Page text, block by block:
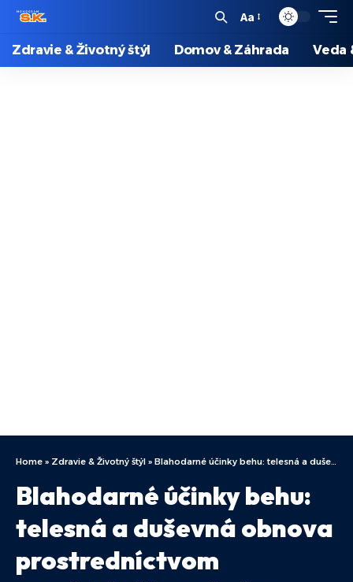
Aa
Zdravie & Životný štýl Domov & Záhrada Veda
Home » Zdravie & Životný štýl » Blahodarné účinky behu: telesná a duševná obnova prostredníctvom pravidelného pohybu
Blahodarné účinky behu:
telesná a duševná obnova
prostredníctvom